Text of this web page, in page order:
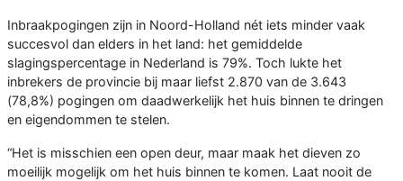
Inbraakpogingen zijn in Noord-Holland nét iets minder vaak
succesvol dan elders in het land: het gemiddelde
slagingspercentage in Nederland is 79%. Toch lukte het
inbrekers de provincie bij maar liefst 2.870 van de 3.643
(78,8%) pogingen om daadwerkelijk het huis binnen te dringen
en eigendommen te stelen.
“Het is misschien een open deur, maar maak het dieven zo
moeilijk mogelijk om het huis binnen te komen. Laat nooit de